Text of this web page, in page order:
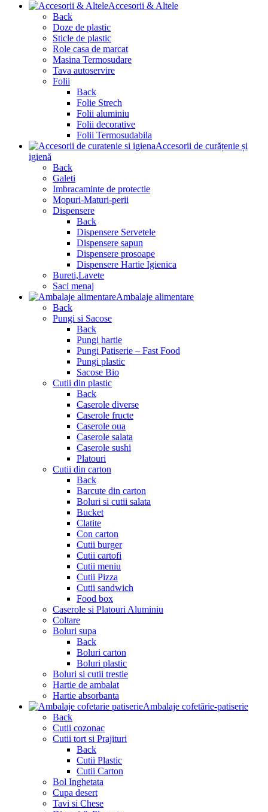
Accesorii & Altele
Back
Doze de plastic
Sticle de plastic
Role casa de marcat
Masina Termosudare
Tava autoservire
Folii
Back
Folie Strech
Folii aluminiu
Folii decorative
Folii Termosudabila
Accesorii de curățenie și
igienă
Back
Galeti
Imbracaminte de protectie
Mopuri-Maturi-perii
Dispensere
Back
Dispensere Servetele
Dispensere sapun
Dispensere prosoape
Dispensere Hartie Igienica
Bureti,Lavete
Saci menaj
Ambalaje alimentare
Back
Pungi si Sacose
Back
Pungi hartie
Pungi Patiserie – Fast Food
Pungi plastic
Sacose Bio
Cutii din plastic
Back
Caserole diverse
Caserole fructe
Caserole oua
Caserole salata
Caserole sushi
Platouri
Cutii din carton
Back
Barcute din carton
Boluri si cutii salata
Bucket
Clatite
Con carton
Cutii burger
Cutii cartofi
Cutii meniu
Cutii Pizza
Cutii sandwich
Food box
Caserole si Platouri Aluminiu
Coltare
Boluri supa
Back
Boluri carton
Boluri plastic
Boluri si cutii trestie
Hartie de ambalat
Hartie absorbanta
Ambalaje cofetărie-patiserie
Back
Cutii cozonac
Cutii tort si Prajituri
Back
Cutii Plastic
Cutii Carton
Bol Inghetata
Cupa desert
Tavi si Chese